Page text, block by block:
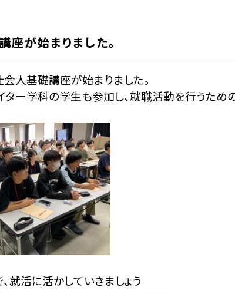
座が始まりました。
会人基礎講座が始まりました。
ター学科の学生も参加し、就職活動を行うた
就活に活かしていきましょう